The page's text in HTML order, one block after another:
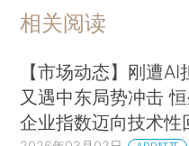
相关阅读
【市场动态】刚遭AI
又遇中东局势冲击
企业指数迈向技术性